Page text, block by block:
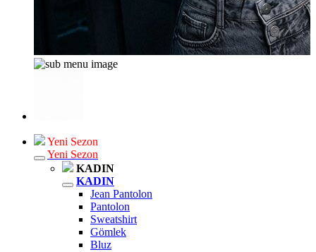
Yeni Sezon
Yeni Sezon
KADIN
KADIN
Jean Pantolon
Pantolon
Sweatshirt
Gömlek
Bluz